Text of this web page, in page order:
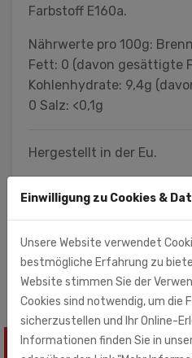
Farbstoff E160a.
Nährwerte pro 100g:
Fett: 0 (davon gesättigte
Kohlenhydrate: 9,4g
0 Salz: <0,1g
Hergestellt in der Eu.
Monolith Mitte (Importeur)
Monolith Mitte GmbH
Robert-Bosch-Str. 8
33178 Borchen
ÄHNLICHE PRODUKTE
Einwilligung zu Cookies &
Unsere Website verwendet
bestmögliche Erfahrung zu
Website stimmen Sie der
Cookies sind notwendig, um die
sicherzustellen und Ihr Online-
Informationen finden Sie in